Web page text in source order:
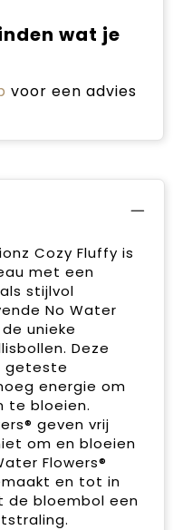
wat je
voor een advies
Cozy Fluffy is
met een
stijlvol
No Water
unieke
Deze
geteste
energie om
te bloeien.
geven vrij
om en bloeien
Flowers®
en tot in
bloembol een